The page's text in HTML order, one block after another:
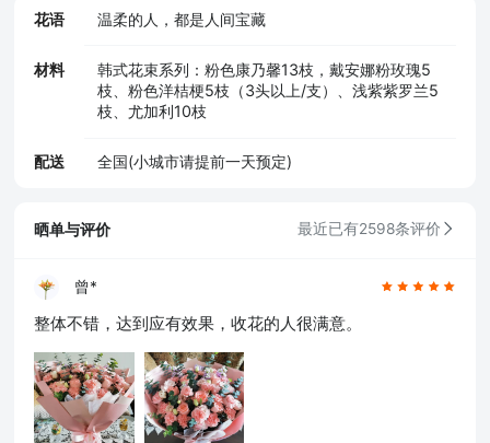
花语 温柔的人，都是人间宝藏
材料
韩式花束系列：粉色康乃馨13枝，戴安娜粉玫瑰5
枝、粉色洋桔梗5枝（3头以上/支）、浅紫紫罗兰5
枝、尤加利10枝
配送 全国(小城市请提前一天预定)
晒单与评价 最近已有2598条评价
曾*
整体不错，达到应有效果，收花的人很满意。